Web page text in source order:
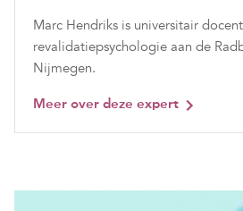
Marc Hendriks is universitair
revalidatiepsychologie aan de
Nijmegen.
Meer over deze expert